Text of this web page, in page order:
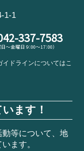
1-1
337-7583
日～金曜日 9：00～17：00）
ドラインについてはこ
ます！
等について、地
ます。